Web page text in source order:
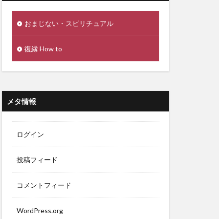
おまじない・スピリチュアル
復縁 How to
メタ情報
ログイン
投稿フィード
コメントフィード
WordPress.org